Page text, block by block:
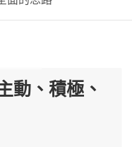
動、積極、